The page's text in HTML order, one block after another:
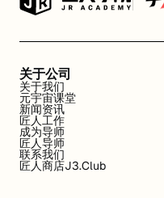
关于公司
关于我们
元宇宙课堂
新闻资讯
匠人工作
成为导师
匠人导师
联系我们
匠人商店J3.Club